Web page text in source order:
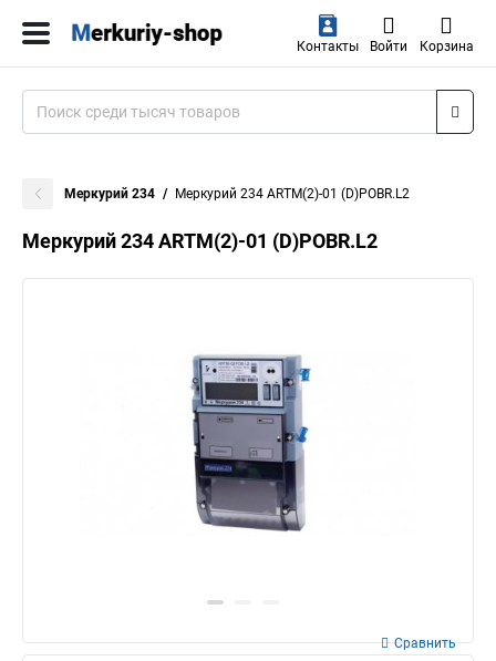
Контакты Войти Корзина
Меркурий 234 Mеркурий 234 ARTM(2)-01 (D)POBR.L2
Mеркурий 234 ARTM(2)-01 (D)POBR.L2
Сравнить